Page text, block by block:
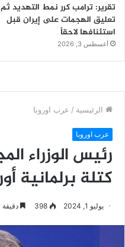
تقرير: ترامب كرر نمط التهديد ثم
تعليق الهجمات على إيران قبل
استئنافها لاحقاً
أغسطس 3, 2026